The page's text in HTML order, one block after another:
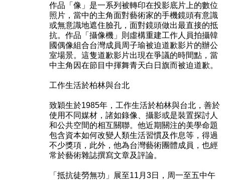
作品「像」是一系列被轉印在投影底片上的數位
照片，當中的主角面對藝術家的手機鏡頭有意識
或無意識地遮住臉孔，面對鏡頭做出最直接的抵
抗。作品「攝像機」則虛構重建工作人員拍攝韓
國偶像組合台灣成員周子瑜被迫道歉影片的辦公
室場景。這隻道歉影片出現在爭議的時間點，當
中主角因在節目中揮舞青天白日旗而被迫道歉。
工作生活於柏林與台北
致穎生於1985年，工作生活於柏林與台北，善於
使用不同媒材，諸如錄像、攝影或是裝置探討人
和公共空間的相互關聯。他近期關注的美學命題
包含資本如何改變人類生活習慣及作息等，得過
不少獎項，此外，他為台灣藝術團體成員，也經
常於藝術雜誌撰寫文章及評論。
「抵抗徒勞無功」展至11月3日，周一至五中午